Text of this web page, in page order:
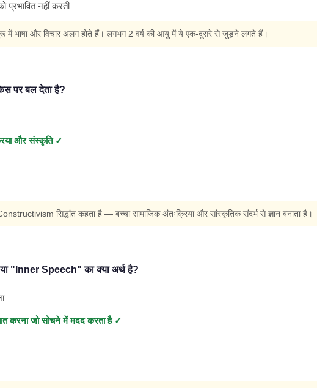
प्रभावित नहीं करती
में भाषा और विचार अलग होते हैं। लगभग 2 वर्ष की आयु में ये एक-दूसरे से जुड़ने लगते हैं।
पर बल देता है?
और संस्कृति ✓
सिद्धांत कहता है — बच्चा सामाजिक अंतःक्रिया और सांस्कृतिक संदर्भ से ज्ञान बनाता है।
"Inner Speech" का क्या अर्थ है?
करना जो सोचने में मदद करता है ✓